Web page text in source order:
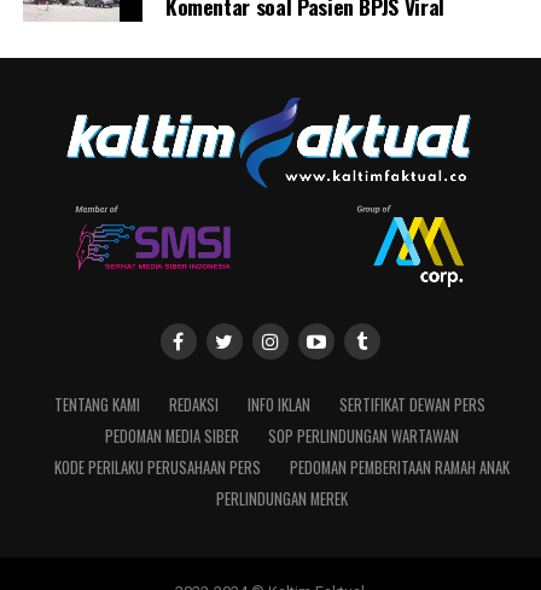
TENTANG KAMI REDAKSI INFO IKLAN
SERTIFIKAT DEWAN PERS
PEDOMAN MEDIA SIBER
SOP PERLINDUNGAN WARTAWAN
KODE PERILAKU PERUSAHAAN PERS
PEDOMAN PEMBERITAAN RAMAH ANAK
PERLINDUNGAN MEREK